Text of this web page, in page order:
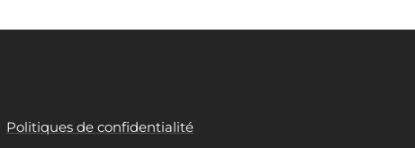
Politiques de confidentialité